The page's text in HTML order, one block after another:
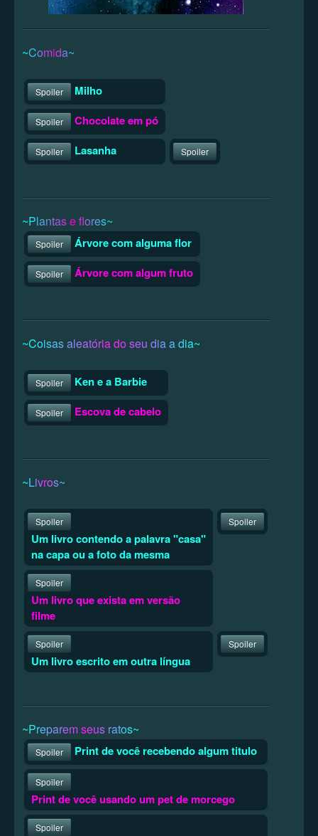
~Comida~
Spoiler Milho
Spoiler Chocolate em pó
Spoiler Lasanha Spoiler
~Plantasefores~
Spoiler Árvore com alguma flor
Spoiler Árvore com algum fruto
~Coisasaleatóriado seu diaadia~
Spoiler Ken e a Barbie
Spoiler Escova de cabelo
~Livros~
Spoiler
Um livro contendo a palavra "casa"
na capa ou a foto da mesma
Spoiler
Spoiler
Um livro que exista em versão
filme
Spoiler
Um livro escrito em outra língua
Spoiler
~Preparemseus ratos~
Spoiler Print de você recebendo algum titulo
Spoiler
Print de você usando um pet de morcego
Spoiler